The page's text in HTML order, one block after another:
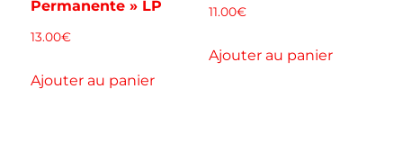
Permanente » LP
13.00€
Ajouter au panier
11.00€
Ajouter au panier